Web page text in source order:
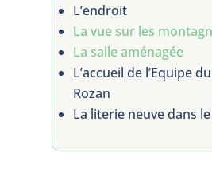
L’endroit
La vue sur les
La salle aménagée
L’accueil de l’Equipe
Rozan
La literie neuve dans